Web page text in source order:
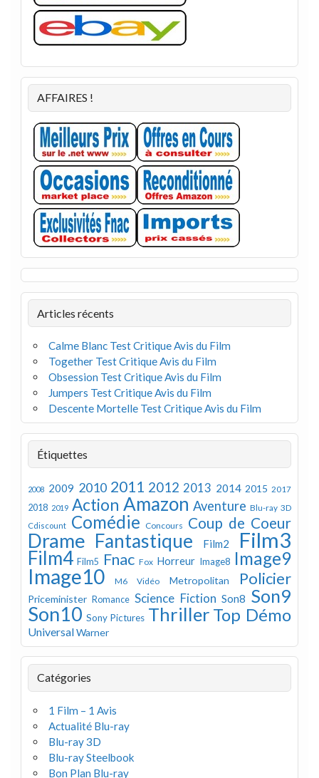
AFFAIRES !
Articles récents
Calme Blanc Test Critique Avis du Film
Together Test Critique Avis du Film
Obsession Test Critique Avis du Film
Jumpers Test Critique Avis du Film
Descente Mortelle Test Critique Avis du Film
Étiquettes
2008 2009 2010 2011 2012 2013 2014 2015 2017
2018 2019 Action Amazon Aventure Blu-ray 3D
Cdiscount Comédie Concours Coup de Coeur
Drame Fantastique Film2 Film3
Film4 Film5 Fnac Fox Horreur Image8 Image9
Image10 M6 Vidéo Metropolitan Policier
Priceminister Romance Science Fiction Son8 Son9
Son10 Sony Pictures Thriller Top Démo
UniversalWarner
Catégories
1 Film – 1 Avis
Actualité Blu-ray
Blu-ray 3D
Blu-ray Steelbook
Bon Plan Blu-ray